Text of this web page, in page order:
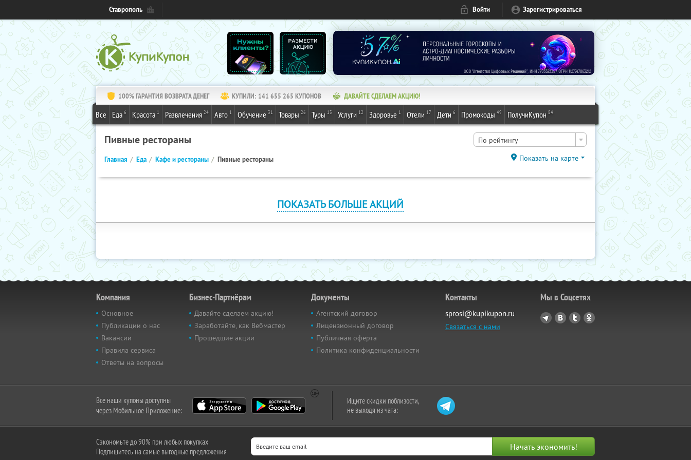
Ставрополь Войти Зарегистрироваться
100% ГАРАНТИЯ ВОЗВРАТА ДЕНЕГ КУПИЛИ: 141 655 265 КУПОНОВ ДАВАЙТЕ СДЕЛАЕМ АКЦИЮ!
Все Еда 6 Красота 1 Развлечения 24 Авто 1 Обучение 31 Товары 26 Туры 13 Услуги 12 Здоровье 1 Отели 17 Дети 6 Промокоды 49 ПолучиКупон 84
Пивные рестораны По рейтингу
Главная Еда Кафе и рестораны Пивные рестораны Показать на карте
ПОКАЗАТЬ БОЛЬШЕ АКЦИЙ
Компания
Основное
Публикации о нас
Вакансии
Правила сервиса
Ответы на вопросы
Бизнес-Партнёрам
Давайте сделаем акцию!
Заработайте, как Вебмастер
Прошедшие акции
Документы
Агентский договор
Лицензионный договор
Публичная оферта
Политика конфиденциальности
Контакты
sprosi@kupikupon.ru
Связаться с нами
Мы в Соцсетях
Все наши купоны доступны
через Мобильное Приложение:
Ищите скидки поблизости,
не выходя из чата:
Сэкономьте до 90% при любых покупках
Подпишитесь на самые выгодные предложения